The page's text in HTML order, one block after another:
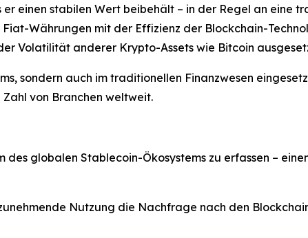
einen stabilen Wert beibehält – in der Regel an eine
Währungen mit der Effizienz der Blockchain-
Volatilität anderer Krypto-Assets wie Bitcoin
sondern auch im traditionellen Finanzwesen
von Branchen weltweit.
globalen Stablecoin-Ökosystems zu erfassen –
Nutzung die Nachfrage nach den